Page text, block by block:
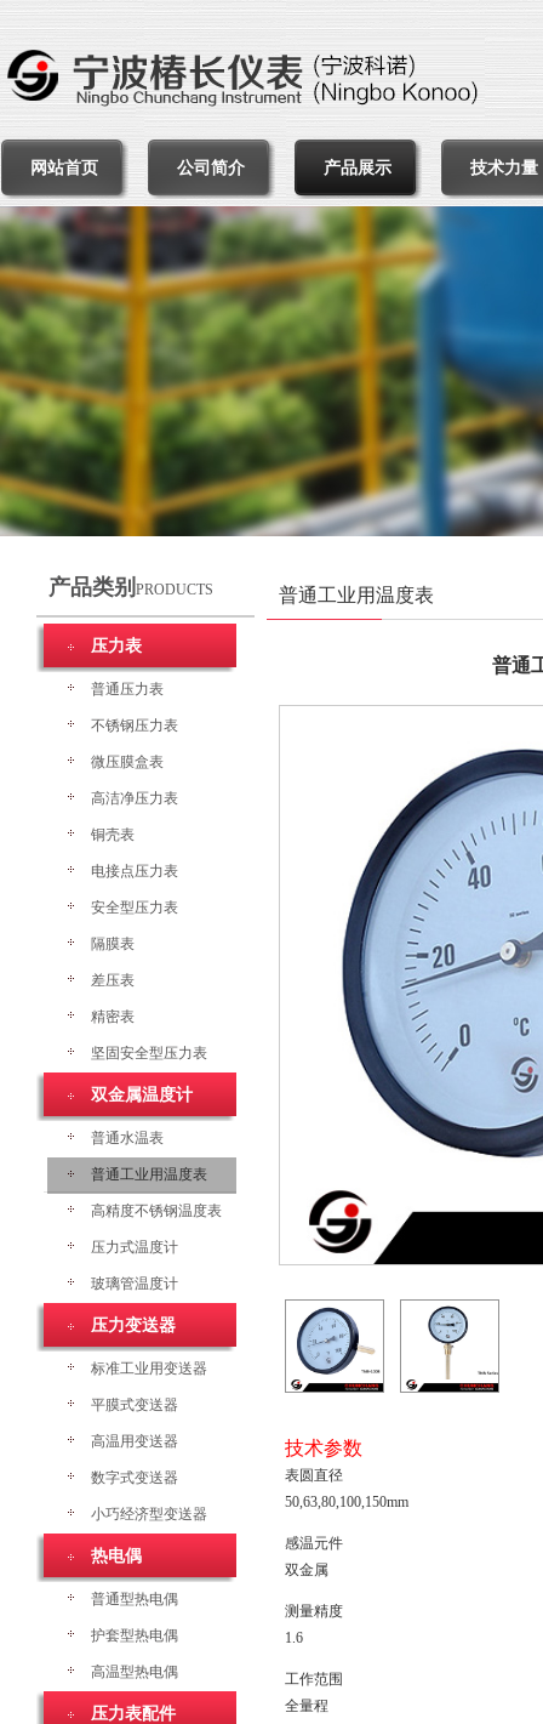
网站首页 公司简介 产品展示 技术力量
产品类别 PRODUCTS
压力表
普通压力表
不锈钢压力表
微压膜盒表
高洁净压力表
铜壳表
电接点压力表
安全型压力表
隔膜表
差压表
精密表
坚固安全型压力表
双金属温度计
普通水温表
普通工业用温度表
高精度不锈钢温度表
压力式温度计
玻璃管温度计
压力变送器
标准工业用变送器
平膜式变送器
高温用变送器
数字式变送器
小巧经济型变送器
热电偶
普通型热电偶
护套型热电偶
高温型热电偶
压力表配件
普通工业用温度表
普通
技术参数
表圆直径
50,63,80,100,150mm
感温元件
双金属
测量精度
1.6
工作范围
全量程